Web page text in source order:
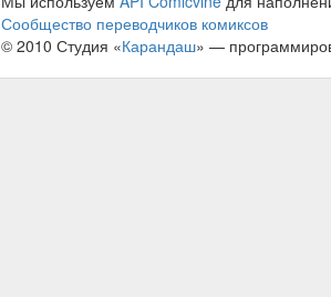
Сообщество переводчиков комиксов
© 2010 Студия «Карандаш» —